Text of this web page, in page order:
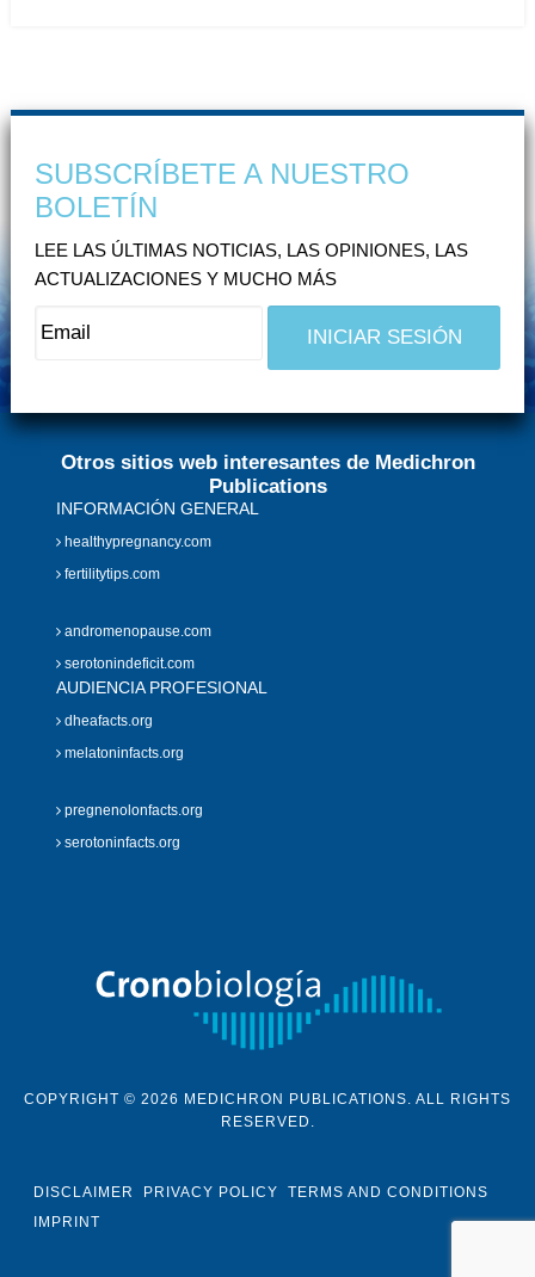
SUBSCRÍBETE A NUESTRO
BOLETÍN
LEE LAS ÚLTIMAS NOTICIAS, LAS OPINIONES, LAS
ACTUALIZACIONES Y MUCHO MÁS
Otros sitios web interesantes de Medichron
Publications
INFORMACIÓN GENERAL
healthypregnancy.com
fertilitytips.com
andromenopause.com
serotonindeficit.com
AUDIENCIA PROFESIONAL
dheafacts.org
melatoninfacts.org
pregnenolonfacts.org
serotoninfacts.org
COPYRIGHT © 2026 MEDICHRON PUBLICATIONS. ALL RIGHTS
RESERVED.
DISCLAIMER PRIVACY POLICY
TERMS AND CONDITIONS
IMPRINT